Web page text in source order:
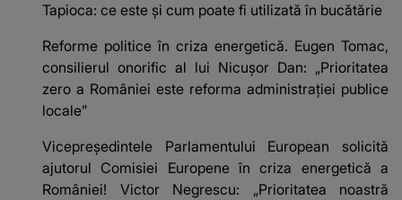
Tapioca: ce este și cum poate fi utilizată în bucătărie
Reforme politice în criza energetică. Eugen Tomac,
consilierul onorific al lui Nicușor Dan: „Prioritatea
zero a României este reforma administrației publice
locale”
Vicepreședintele Parlamentului European solicită
ajutorul Comisiei Europene în criza energetică a
României! Victor Negrescu: „Prioritatea noastră